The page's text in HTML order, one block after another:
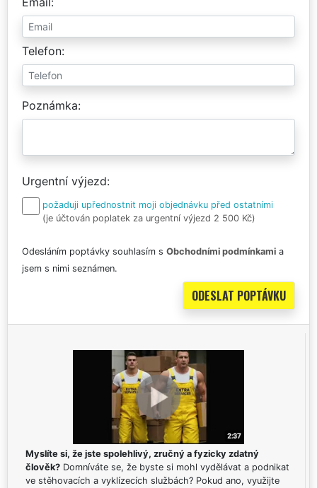
Telefon
Poznámka
Urgentní výjezd
požaduji upřednostnit moji objednávku před ostatními
(je účtován poplatek za urgentní výjezd 2 500 Kč)
Odesláním poptávky souhlasím s Obchodními podmínkami a
jsem s nimi seznámen.
Myslíte si, že jste spolehlivý, zručný a fyzicky zdatný
člověk? Domníváte se, že byste si mohl vydělávat a podnikat
ve stěhovacích a vyklízecích službách? Pokud ano, využijte